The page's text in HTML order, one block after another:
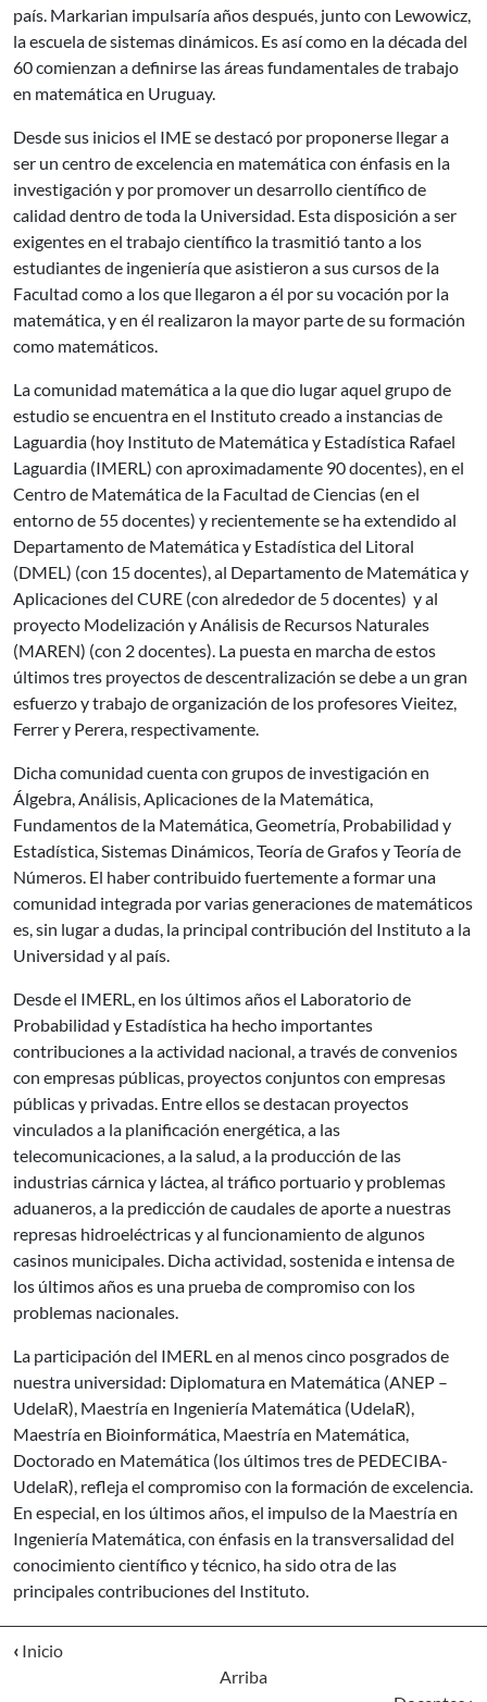
país. Markarian impulsaría años después, junto con Lewowicz,
la escuela de sistemas dinámicos. Es así como en la década del
60 comienzan a definirse las áreas fundamentales de trabajo
en matemática en Uruguay.
Desde sus inicios el IME se destacó por proponerse llegar a
ser un centro de excelencia en matemática con énfasis en la
investigación y por promover un desarrollo científico de
calidad dentro de toda la Universidad. Esta disposición a ser
exigentes en el trabajo científico la trasmitió tanto a los
estudiantes de ingeniería que asistieron a sus cursos de la
Facultad como a los que llegaron a él por su vocación por la
matemática, y en él realizaron la mayor parte de su formación
como matemáticos.
La comunidad matemática a la que dio lugar aquel grupo de
estudio se encuentra en el Instituto creado a instancias de
Laguardia (hoy Instituto de Matemática y Estadística Rafael
Laguardia (IMERL) con aproximadamente 90 docentes), en el
Centro de Matemática de la Facultad de Ciencias (en el
entorno de 55 docentes) y recientemente se ha extendido al
Departamento de Matemática y Estadística del Litoral
(DMEL) (con 15 docentes), al Departamento de Matemática y
Aplicaciones del CURE (con alrededor de 5 docentes) y al
proyecto Modelización y Análisis de Recursos Naturales
(MAREN) (con 2 docentes). La puesta en marcha de estos
últimos tres proyectos de descentralización se debe a un gran
esfuerzo y trabajo de organización de los profesores Vieitez,
Ferrer y Perera, respectivamente.
Dicha comunidad cuenta con grupos de investigación en
Álgebra, Análisis, Aplicaciones de la Matemática,
Fundamentos de la Matemática, Geometría, Probabilidad y
Estadística, Sistemas Dinámicos, Teoría de Grafos y Teoría de
Números. El haber contribuido fuertemente a formar una
comunidad integrada por varias generaciones de matemáticos
es, sin lugar a dudas, la principal contribución del Instituto a la
Universidad y al país.
Desde el IMERL, en los últimos años el Laboratorio de
Probabilidad y Estadística ha hecho importantes
contribuciones a la actividad nacional, a través de convenios
con empresas públicas, proyectos conjuntos con empresas
públicas y privadas. Entre ellos se destacan proyectos
vinculados a la planificación energética, a las
telecomunicaciones, a la salud, a la producción de las
industrias cárnica y láctea, al tráfico portuario y problemas
aduaneros, a la predicción de caudales de aporte a nuestras
represas hidroeléctricas y al funcionamiento de algunos
casinos municipales. Dicha actividad, sostenida e intensa de
los últimos años es una prueba de compromiso con los
problemas nacionales.
La participación del IMERL en al menos cinco posgrados de
nuestra universidad: Diplomatura en Matemática (ANEP –
UdelaR), Maestría en Ingeniería Matemática (UdelaR),
Maestría en Bioinformática, Maestría en Matemática,
Doctorado en Matemática (los últimos tres de PEDECIBA-
UdelaR), refleja el compromiso con la formación de excelencia.
En especial, en los últimos años, el impulso de la Maestría en
Ingeniería Matemática, con énfasis en la transversalidad del
conocimiento científico y técnico, ha sido otra de las
principales contribuciones del Instituto.
‹ Inicio
Arriba